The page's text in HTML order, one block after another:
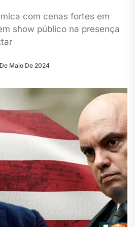
com cenas fortes em
show público na presença
Maio De 2024